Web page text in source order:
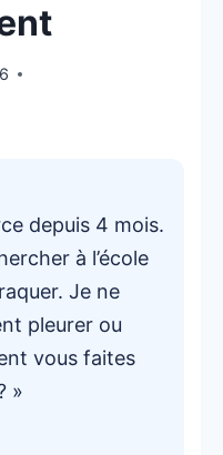
depuis 4 mois.
à l’école
Je ne
pleurer ou
vous faites
»